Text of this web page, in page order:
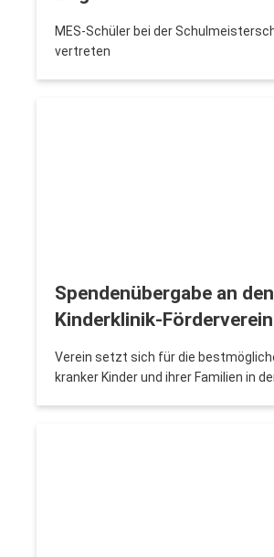
MES-Schüler bei der
vertreten
Spendenübergabe an den
Kinderklinik-Förderverein
Verein setzt sich für die
kranker Kinder und ihrer Familien in